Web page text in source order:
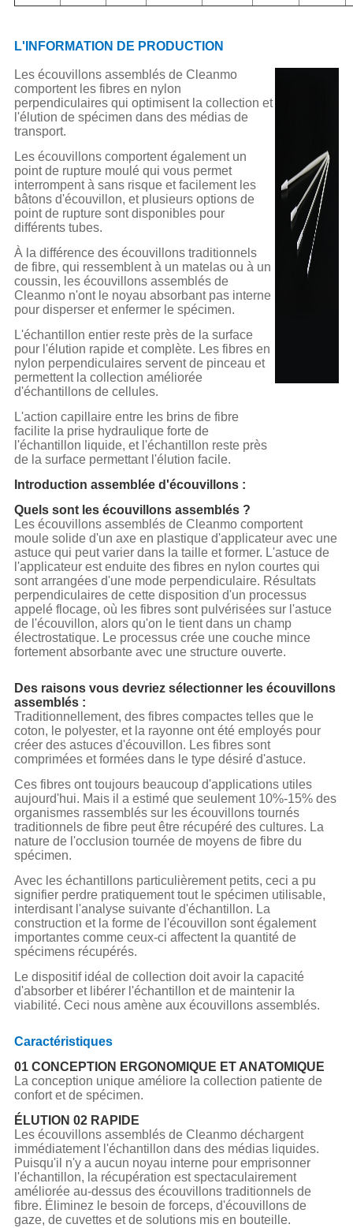
L'INFORMATION DE PRODUCTION
Les écouvillons assemblés de Cleanmo
comportent les fibres en nylon
perpendiculaires qui optimisent la collection et
l'élution de spécimen dans des médias de
transport.
Les écouvillons comportent également un
point de rupture moulé qui vous permet
interrompent à sans risque et facilement les
bâtons d'écouvillon, et plusieurs options de
point de rupture sont disponibles pour
différents tubes.
À la différence des écouvillons traditionnels
de fibre, qui ressemblent à un matelas ou à un
coussin, les écouvillons assemblés de
Cleanmo n'ont le noyau absorbant pas interne
pour disperser et enfermer le spécimen.
L'échantillon entier reste près de la surface
pour l'élution rapide et complète. Les fibres en
nylon perpendiculaires servent de pinceau et
permettent la collection améliorée
d'échantillons de cellules.
L'action capillaire entre les brins de fibre
facilite la prise hydraulique forte de
l'échantillon liquide, et l'échantillon reste près
de la surface permettant l'élution facile.
Introduction assemblée d'écouvillons :
Quels sont les écouvillons assemblés ?
Les écouvillons assemblés de Cleanmo comportent
moule solide d'un axe en plastique d'applicateur avec une
astuce qui peut varier dans la taille et former. L'astuce de
l'applicateur est enduite des fibres en nylon courtes qui
sont arrangées d'une mode perpendiculaire. Résultats
perpendiculaires de cette disposition d'un processus
appelé flocage, où les fibres sont pulvérisées sur l'astuce
de l'écouvillon, alors qu'on le tient dans un champ
électrostatique. Le processus crée une couche mince
fortement absorbante avec une structure ouverte.
Des raisons vous devriez sélectionner les écouvillons
assemblés :
Traditionnellement, des fibres compactes telles que le
coton, le polyester, et la rayonne ont été employés pour
créer des astuces d'écouvillon. Les fibres sont
comprimées et formées dans le type désiré d'astuce.
Ces fibres ont toujours beaucoup d'applications utiles
aujourd'hui. Mais il a estimé que seulement 10%-15% des
organismes rassemblés sur les écouvillons tournés
traditionnels de fibre peut être récupéré des cultures. La
nature de l'occlusion tournée de moyens de fibre du
spécimen.
Avec les échantillons particulièrement petits, ceci a pu
signifier perdre pratiquement tout le spécimen utilisable,
interdisant l'analyse suivante d'échantillon. La
construction et la forme de l'écouvillon sont également
importantes comme ceux-ci affectent la quantité de
spécimens récupérés.
Le dispositif idéal de collection doit avoir la capacité
d'absorber et libérer l'échantillon et de maintenir la
viabilité. Ceci nous amène aux écouvillons assemblés.
Caractéristiques
01 CONCEPTION ERGONOMIQUE ET ANATOMIQUE
La conception unique améliore la collection patiente de
confort et de spécimen.
ÉLUTION 02 RAPIDE
Les écouvillons assemblés de Cleanmo déchargent
immédiatement l'échantillon dans des médias liquides.
Puisqu'il n'y a aucun noyau interne pour emprisonner
l'échantillon, la récupération est spectaculairement
améliorée au-dessus des écouvillons traditionnels de
fibre. Éliminez le besoin de forceps, d'écouvillons de
gaze, de cuvettes et de solutions mis en bouteille.